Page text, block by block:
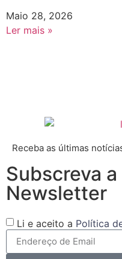
Maio 28, 2026
Ler mais »
Receba as últimas
Subscreva
Newsletter
Li e aceito a Política